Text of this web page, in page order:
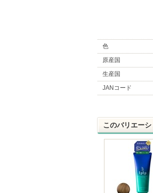
色
原産国
生産国
JANコード
このバリエー